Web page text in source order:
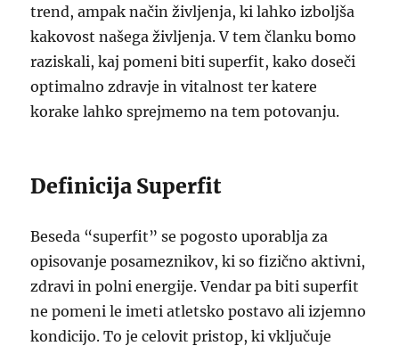
trend, ampak način življenja, ki lahko izboljša
kakovost našega življenja. V tem članku bomo
raziskali, kaj pomeni biti superfit, kako doseči
optimalno zdravje in vitalnost ter katere
korake lahko sprejmemo na tem potovanju.
Definicija Superfit
Beseda “superfit” se pogosto uporablja za
opisovanje posameznikov, ki so fizično aktivni,
zdravi in polni energije. Vendar pa biti superfit
ne pomeni le imeti atletsko postavo ali izjemno
kondicijo. To je celovit pristop, ki vključuje